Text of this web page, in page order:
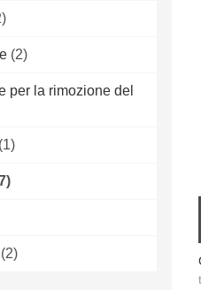
(2)
per la rimozione del
(1)
(2)